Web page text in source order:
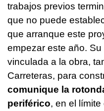
trabajos previos
que no puede
que arranque este
empezar este año.
vinculada a la obra,
Carreteras, para
comunique la
periférico, en el